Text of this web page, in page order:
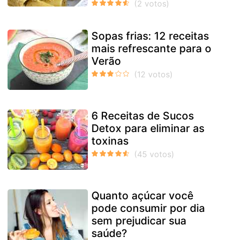
Sopas frias: 12 receitas
mais refrescante para o
Verão
6 Receitas de Sucos
Detox para eliminar as
toxinas
Quanto açúcar você
pode consumir por dia
sem prejudicar sua
saúde?